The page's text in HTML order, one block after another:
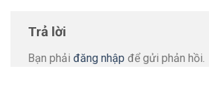
Trả lời
Bạn phải đăng nhập để gửi phản hồi.